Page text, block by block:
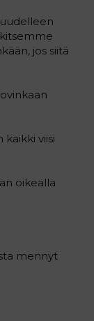
jos siitä
kaikki viisi
oikealla
mennyt